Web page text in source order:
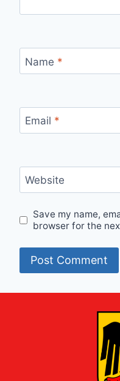
Name *
Email *
Website
Save my name,
browser for the